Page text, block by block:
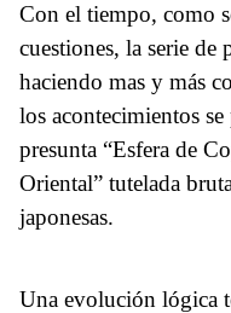
Con el tiempo, como
cuestiones, la serie de
haciendo mas y más
los acontecimientos
presunta “Esfera de
Oriental” tutelada
japonesas.
Una evolución lógica